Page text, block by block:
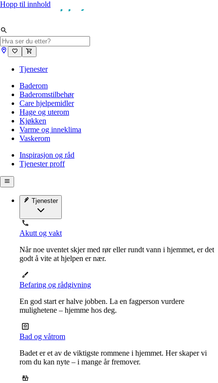
Hopp til innhold
Tjenester
Baderom
Baderomstilbehør
Care hjelpemidler
Hage og uterom
Kjøkken
Varme og inneklima
Vaskerom
Inspirasjon og råd
Tjenester proff
Tjenester
Akutt og vakt
Når noe uventet skjer med rør eller rundt vann i hjemmet, er det
godt å vite at hjelpen er nær.
Befaring og rådgivning
En god start er halve jobben. La en fagperson vurdere
mulighetene – hjemme hos deg.
Bad og våtrom
Badet er et av de viktigste rommene i hjemmet. Her skaper vi
rom du kan nyte – i mange år fremover.